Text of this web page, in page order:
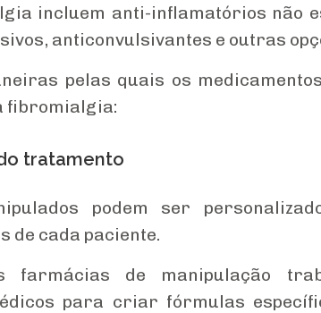
incluem anti-inflamatórios não
anticonvulsivantes e outras
pelas quais os
fibromialgia:
tratamento
podem ser
de cada paciente.
farmácias de manipulação
para criar fórmulas